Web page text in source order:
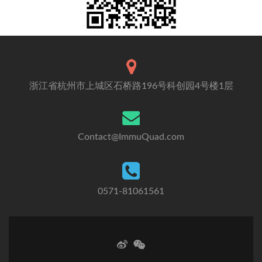
浙江省杭州市上城区石桥路196号科创园4号楼1层
Contact@ImmuQuad.com
0571-81061561